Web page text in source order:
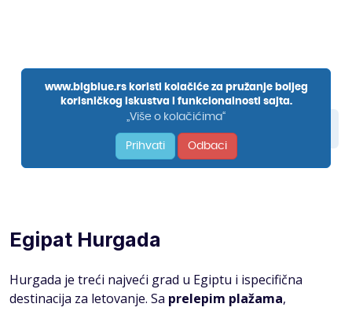
Egipat Hurgada
Hurgada je treći najveći grad u Egiptu i ispecifična
destinacija za letovanje. Sa prelepim plažama,